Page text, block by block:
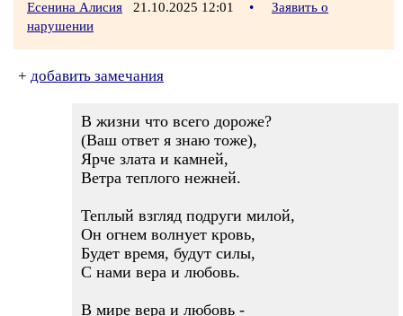
Есенина Алисия 21.10.2025 12:01 •
Заявить о
нарушении
+ добавить замечания
В жизни что всего дороже?
(Ваш ответ я знаю тоже),
Ярче злата и камней,
Ветра теплого нежней.
Теплый взгляд подруги милой,
Он огнем волнует кровь,
Будет время, будут силы,
С нами вера и любовь.
В мире вера и любовь -